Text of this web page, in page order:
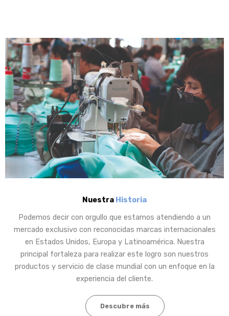
Nuestra Historia
Podemos decir con orgullo que estamos atendiendo a un
mercado exclusivo con reconocidas marcas internacionales
en Estados Unidos, Europa y Latinoamérica. Nuestra
principal fortaleza para realizar este logro son nuestros
productos y servicio de clase mundial con un enfoque en la
experiencia del cliente.
Descubre más